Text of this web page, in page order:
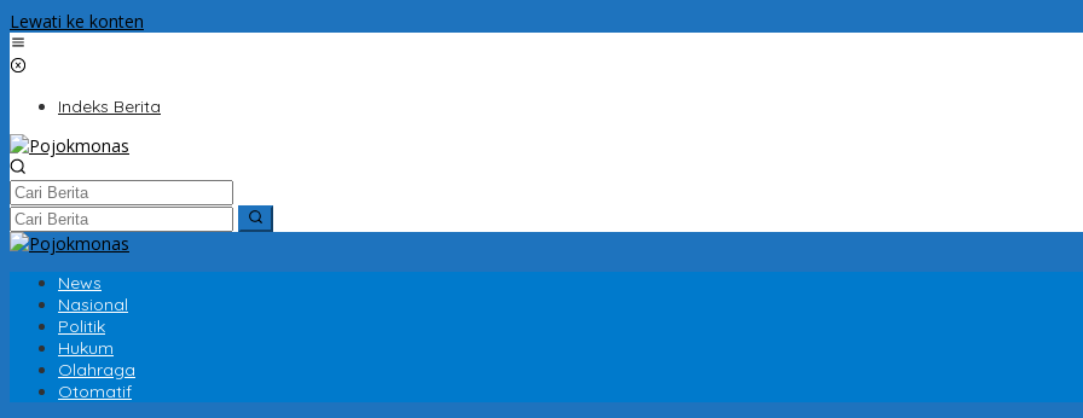
Lewati ke konten
Indeks Berita
News
Nasional
Politik
Hukum
Olahraga
Otomatif